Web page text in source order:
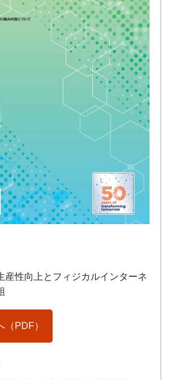
産性向上とフィジカルインターネ
（PDF）